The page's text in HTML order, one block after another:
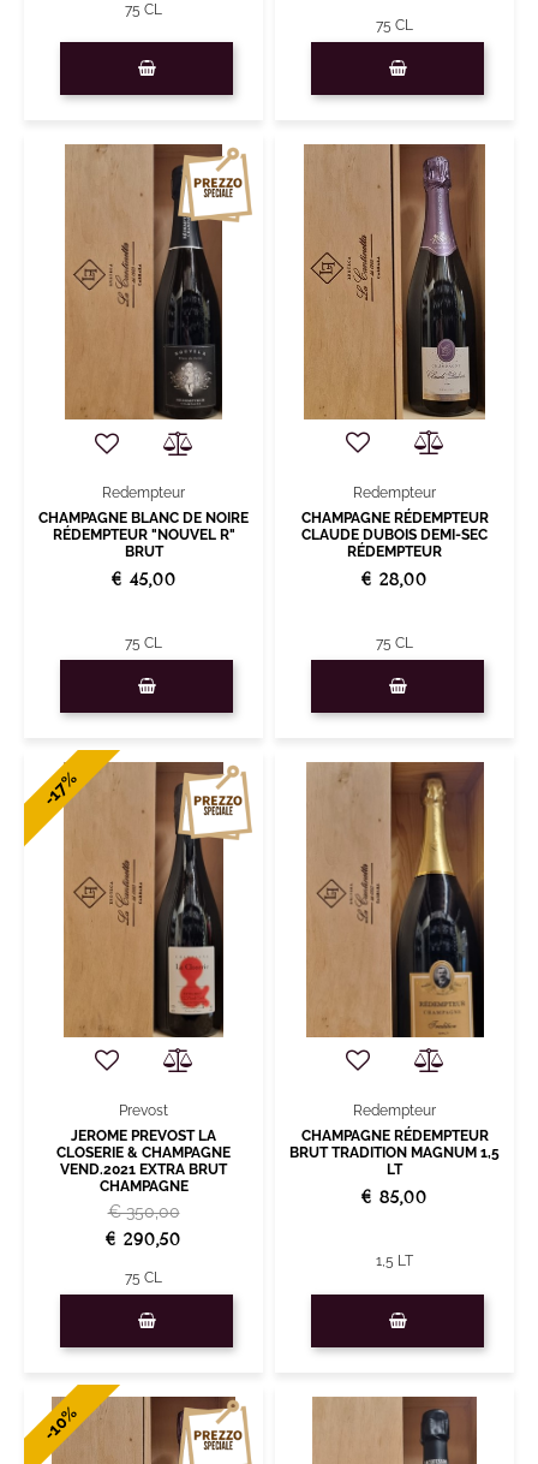
75 CL
75 CL
Redempteur
CHAMPAGNE BLANC DE NOIRE
RÉDEMPTEUR "NOUVEL R"
BRUT
€ 45,00
75 CL
Redempteur
CHAMPAGNE RÉDEMPTEUR
CLAUDE DUBOIS DEMI-SEC
RÉDEMPTEUR
€ 28,00
75 CL
-17%
Prevost
JEROME PREVOST LA
CLOSERIE & CHAMPAGNE
VEND.2021 EXTRA BRUT
CHAMPAGNE
€ 350,00
€ 290,50
75 CL
Redempteur
CHAMPAGNE RÉDEMPTEUR
BRUT TRADITION MAGNUM 1,5
LT
€ 85,00
1,5 LT
-10%